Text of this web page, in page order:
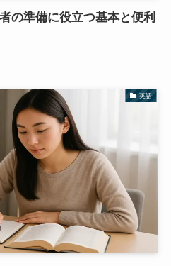
の準備に役立つ基本と便利
英語